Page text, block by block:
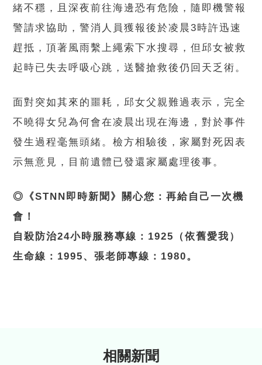
緒不穩，且深夜前往海邊恐有危險，隨即機警報
警請求協助，警消人員獲報後於凌晨3時許迅速
趕抵，頂著風雨繫上繩索下水搜尋，但邱女被救
起時已失去呼吸心跳，送醫搶救後仍回天乏術。
面對突如其來的噩耗，邱女父親難過表示，完全
不曉得女兒為何會在凌晨出現在海邊，對於事件
發生過程毫無頭緒。檢方相驗後，家屬對死因表
示無意見，目前遺體已發還家屬處理後事。
◎《STNN即時新聞》關心您：再給自己一次機
會！
自殺防治24小時服務專線：1925（依舊愛我）
生命線：1995、張老師專線：1980。
相關新聞